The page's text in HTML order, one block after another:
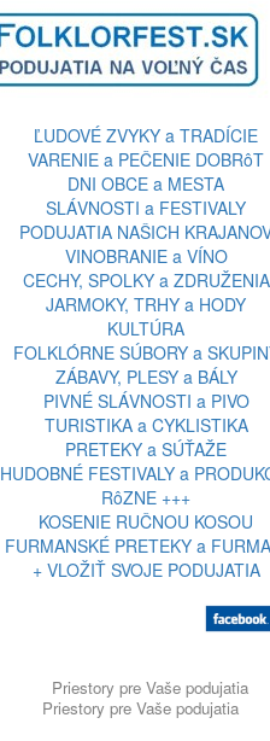
ĽUDOVÉ ZVYKY a TRADÍCIE
VARENIE a PEČENIE DOBRôT
DNI OBCE a MESTA
SLÁVNOSTI a FESTIVALY
PODUJATIA NAŠICH
VINOBRANIE a VÍNO
CECHY, SPOLKY a ZDRUŽENIA
JARMOKY, TRHY a HODY
KULTÚRA
FOLKLÓRNE SÚBORY a
ZÁBAVY, PLESY a BÁLY
PIVNÉ SLÁVNOSTI a PIVO
TURISTIKA a CYKLISTIKA
PRETEKY a SÚŤAŽE
HUDOBNÉ FESTIVALY a
RôZNE +++
KOSENIE RUČNOU KOSOU
FURMANSKÉ PRETEKY a
+ VLOŽIŤ SVOJE PODUJATIA
Priestory pre Vaše podujatia